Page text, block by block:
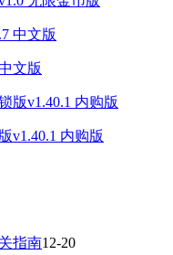
文版
v1.40.1 内购版
指南12-20